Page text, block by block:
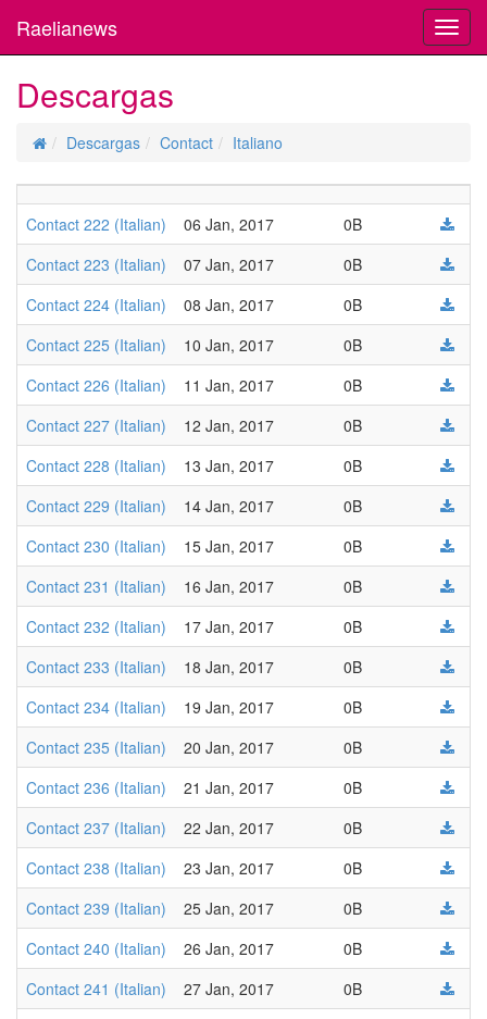
Raelianews
Descargas
Descargas Contact Italiano
Contact 222 (Italian) 06 Jan, 2017
0B
Contact 223 (Italian)
07 Jan, 2017
0B
Contact 224 (Italian)
08 Jan, 2017
0B
Contact 225 (Italian)
10 Jan, 2017
0B
Contact 226 (Italian)
11 Jan, 2017
0B
Contact 227 (Italian)
12 Jan, 2017
0B
Contact 228 (Italian)
13 Jan, 2017
0B
Contact 229 (Italian)
14 Jan, 2017
0B
Contact 230 (Italian)
15 Jan, 2017
0B
Contact 231 (Italian)
16 Jan, 2017
0B
Contact 232 (Italian)
17 Jan, 2017
0B
Contact 233 (Italian)
18 Jan, 2017
0B
Contact 234 (Italian)
19 Jan, 2017
0B
Contact 235 (Italian)
20 Jan, 2017
0B
Contact 236 (Italian)
21 Jan, 2017
0B
Contact 237 (Italian)
22 Jan, 2017
0B
Contact 238 (Italian)
23 Jan, 2017
0B
Contact 239 (Italian)
25 Jan, 2017
0B
Contact 240 (Italian)
26 Jan, 2017
0B
Contact 241 (Italian)
27 Jan, 2017 0B